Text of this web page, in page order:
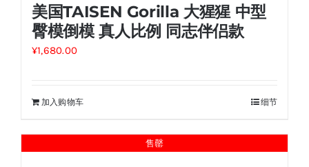
美国TAISEN Gorilla 大猩猩 中型
臀模倒模 真人比例 同志伴侣款
¥1,680.00
加入购物车 细节
售罄